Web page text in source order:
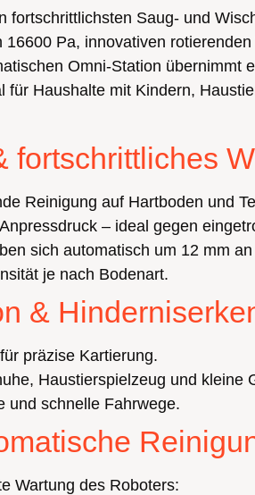
fortschrittlichsten Saug- und
Pa, innovativen
Omni-Station übernimmt
Haushalte mit Kindern,
fortschrittliches
Reinigung auf Hartboden und
– ideal gegen
sich automatisch um 12 mm an
je nach Bodenart.
&
für präzise Kartierung.
Haustierspielzeug und kleine
und schnelle Fahrwege.
Wartung des Roboters: